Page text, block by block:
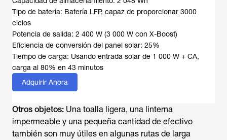
Tipo de batería: Batería LFP, capaz de proporcionar 3000
ciclos
Potencia de salida: 2 400 W (3 000 W con X-Boost)
Eficiencia de conversión del panel solar: 25%
Tiempo de carga: Usando entrada solar de 1 000 W + CA,
carga al 80% en 43 minutos
Adquirir Ahora
Otros objetos: Una toalla ligera, una linterna
impermeable y una pequeña cantidad de efectivo
también son muy útiles en algunas rutas de larga